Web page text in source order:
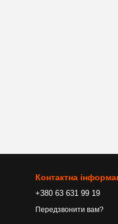
Контактна
+380 63 631 99 19
Передзвонити вам?